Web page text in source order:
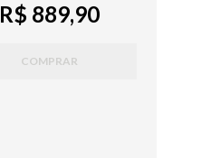
ADICIONAR
R$ 889,90
COMPRAR